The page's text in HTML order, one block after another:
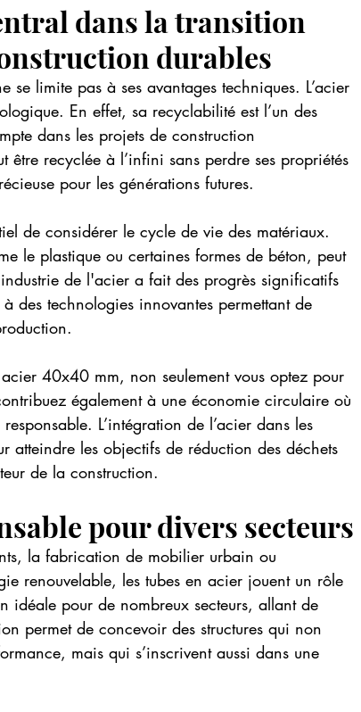
dans la transition
durables
se limite pas à ses avantages techniques. L’acier
En effet, sa recyclabilité est l’un des
dans les projets de construction
être recyclée à l’infini sans perdre ses propriétés
pour les générations futures.
de considérer le cycle de vie des matériaux.
le plastique ou certaines formes de béton, peut
de l'acier a fait des progrès significatifs
des technologies innovantes permettant de
40x40 mm, non seulement vous optez pour
également à une économie circulaire où
L’intégration de l’acier dans les
atteindre les objectifs de réduction des déchets
de la construction.
pour divers secteurs
la fabrication de mobilier urbain ou
renouvelable, les tubes en acier jouent un rôle
idéale pour de nombreux secteurs, allant de
permet de concevoir des structures qui non
mais qui s’inscrivent aussi dans une